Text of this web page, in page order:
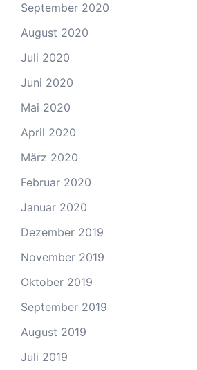
September 2020
August 2020
Juli 2020
Juni 2020
Mai 2020
April 2020
März 2020
Februar 2020
Januar 2020
Dezember 2019
November 2019
Oktober 2019
September 2019
August 2019
Juli 2019